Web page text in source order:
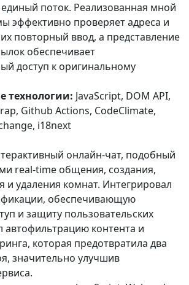
единый поток. Реализованная мной
эффективно проверяет адреса и
повторный ввод, а представление
обеспечивает
доступ к оригинальному
технологии: JavaScript, DOM API,
Github Actions, CodeClimate,
i18next
онлайн-чат, подобный
real-time общения, создания,
и удаления комнат. Интегрировал
обеспечивающую
и защиту пользовательских
автофильтрацию контента и
которая предотвратила два
значительно улучшив